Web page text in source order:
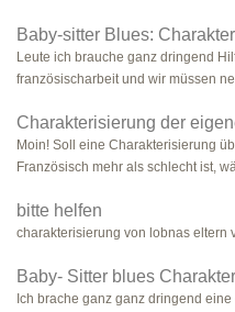
Baby-sitter Blues:
Leute ich brauche ganz dringend
französischarbeit und wir müssen
Charakterisierung der
Moin! Soll eine Charakterisierung
Französisch mehr als schlecht ist,
bitte helfen
charakterisierung von lobnas eltern
Baby- Sitter blues
Ich brache ganz ganz dringend